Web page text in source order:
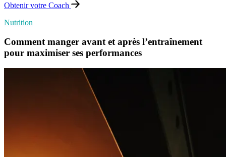
Obtenir votre Coach
Nutrition
Comment manger avant et après l’entraînement
pour maximiser ses performances